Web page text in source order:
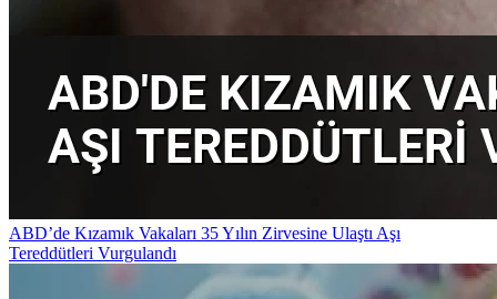
ABD’de Kızamık Vakaları 35 Yılın Zirvesine Ulaştı Aşı
Tereddütleri Vurgulandı